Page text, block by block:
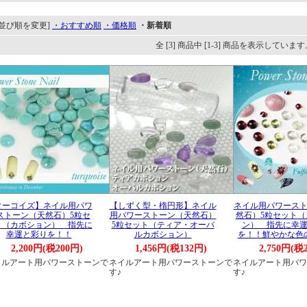
び順を変更] ・おすすめ順 ・価格順 ・新着順
全 [3] 商品中 [1-3] 商品を表示しています
ーコイズ】ネイル用パワ
トーン（天然石）5粒セ
（カボション） 指先に
幸運と彩りを！！
2,200円(税200円)
アート用パワーストーンで
【しずく型・楕円形】ネイル
用パワーストーン（天然石）
5粒セット（ティア・オーバ
ルカボション）
1,456円(税132円)
ネイルアート用パワーストーンで
す♪
ネイル用パワース
然石）5粒セット
ン） 指先に幸
を！！鮮やかな色
2,750円(税
ネイルアート用パ
す♪